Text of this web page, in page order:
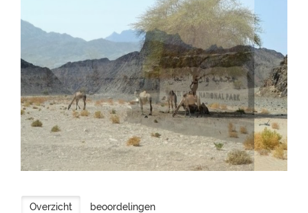
Overzicht beoordelingen